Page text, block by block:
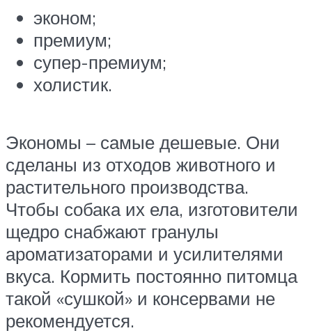
эконом;
премиум;
супер-премиум;
холистик.
Экономы – самые дешевые. Они
сделаны из отходов животного и
растительного производства.
Чтобы собака их ела, изготовители
щедро снабжают гранулы
ароматизаторами и усилителями
вкуса. Кормить постоянно питомца
такой «сушкой» и консервами не
рекомендуется.